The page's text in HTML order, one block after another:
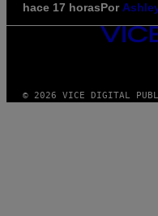
hace 17 horasPor
VICE
© 2026 VICE DIGITAL